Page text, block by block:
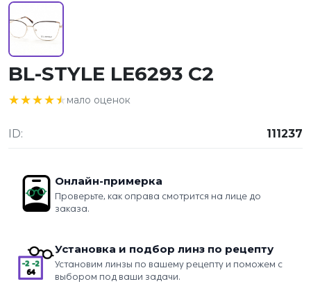
BL-STYLE LE6293 C2
★★★★★
★★★★★мало оценок
ID: 111237
Онлайн-примерка
Проверьте, как оправа смотрится на лице до
заказа.
Установка и подбор линз по рецепту
Установим линзы по вашему рецепту и поможем с
выбором под ваши задачи.